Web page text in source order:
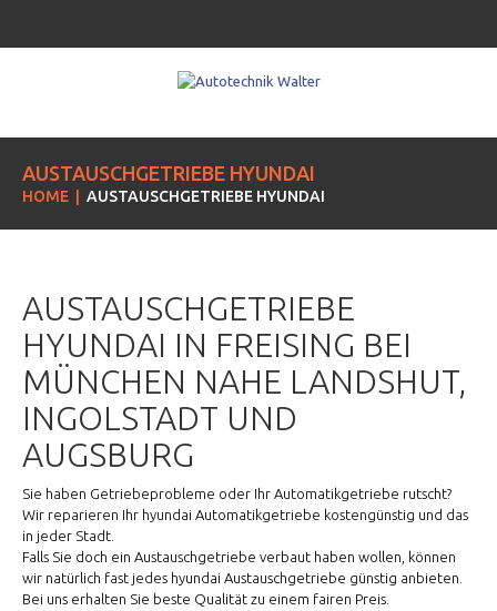
AUSTAUSCHGETRIEBE HYUNDAI
HOME AUSTAUSCHGETRIEBE HYUNDAI
AUSTAUSCHGETRIEBE
HYUNDAI IN FREISING BEI
MÜNCHEN NAHE LANDSHUT,
INGOLSTADT UND
AUGSBURG
Sie haben Getriebeprobleme oder Ihr Automatikgetriebe rutscht?
Wir reparieren Ihr hyundai Automatikgetriebe kostengünstig und das
in jeder Stadt.
Falls Sie doch ein Austauschgetriebe verbaut haben wollen, können
wir natürlich fast jedes hyundai Austauschgetriebe günstig anbieten.
Bei uns erhalten Sie beste Qualität zu einem fairen Preis.